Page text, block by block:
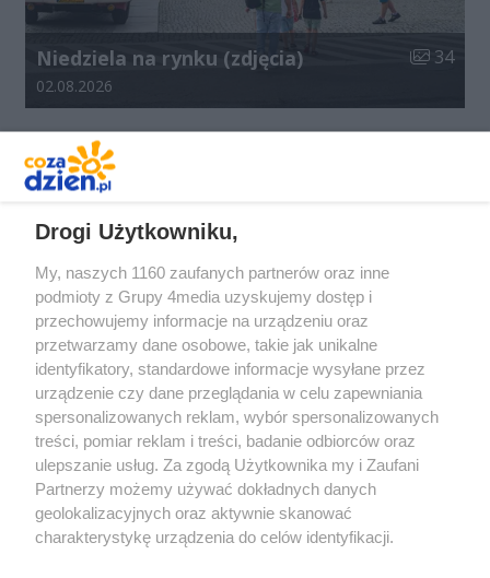
Niedziela na rynku (zdjęcia) Liczba
34
Data dodania galerii:
02.08.2026
Redakcja Reklama Prywatność
Praca Łódź
the:protocol
Drogi Użytkowniku,
My, naszych 1160 zaufanych partnerów oraz inne
podmioty z Grupy 4media uzyskujemy dostęp i
przechowujemy informacje na urządzeniu oraz
przetwarzamy dane osobowe, takie jak unikalne
identyfikatory, standardowe informacje wysyłane przez
urządzenie czy dane przeglądania w celu zapewniania
spersonalizowanych reklam, wybór spersonalizowanych
treści, pomiar reklam i treści, badanie odbiorców oraz
ulepszanie usług. Za zgodą Użytkownika my i Zaufani
Partnerzy możemy używać dokładnych danych
geolokalizacyjnych oraz aktywnie skanować
charakterystykę urządzenia do celów identyfikacji.